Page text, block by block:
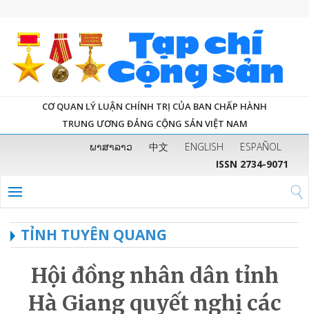
CƠ QUAN LÝ LUẬN CHÍNH TRỊ CỦA BAN CHẤP HÀNH
TRUNG ƯƠNG ĐẢNG CỘNG SẢN VIỆT NAM
ພາສາລາວ 中文 ENGLISH
ESPAÑOL
ISSN 2734-9071
TỈNH TUYÊN QUANG
Hội đồng nhân dân tỉnh
Hà Giang quyết nghị các